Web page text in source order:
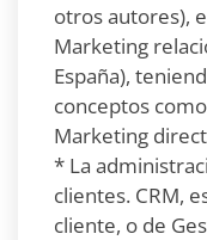
otros autores),
Marketing
España),
conceptos
Marketing
* La
clientes. CRM,
cliente, o de